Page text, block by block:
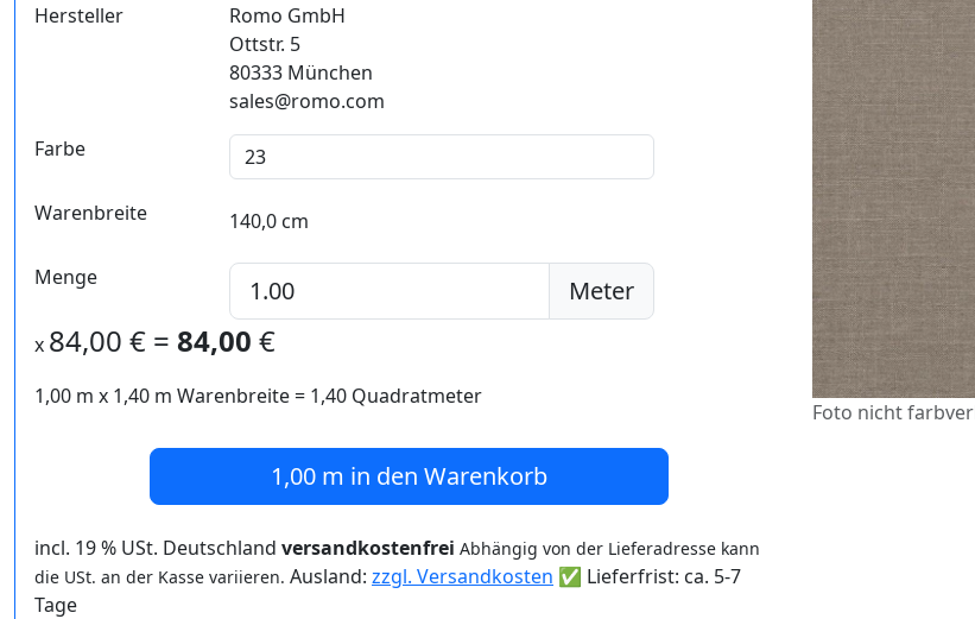
Hersteller
Romo GmbH
Ottstr. 5
80333 München
sales@romo.com
Farbe
Warenbreite 140,0 cm
Menge Meter
x 84,00 € = 84,00 €
1,00 m x 1,40 m Warenbreite = 1,40 Quadratmeter
1,00 m in den Warenkorb
incl. 19 % USt. Deutschland versandkostenfrei Abhängig von der Lieferadresse kann
die USt. an der Kasse variieren. Ausland: zzgl. Versandkosten ✅ Lieferfrist: ca. 5-7
Tage
Foto nicht